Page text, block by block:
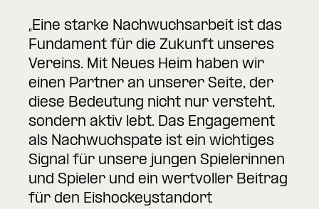
„Eine starke Nachwuchsarbeit ist das
Fundament für die Zukunft unseres
Vereins. Mit Neues Heim haben wir
einen Partner an unserer Seite, der
diese Bedeutung nicht nur versteht,
sondern aktiv lebt. Das Engagement
als Nachwuchspate ist ein wichtiges
Signal für unsere jungen Spielerinnen
und Spieler und ein wertvoller Beitrag
für den Eishockeystandort